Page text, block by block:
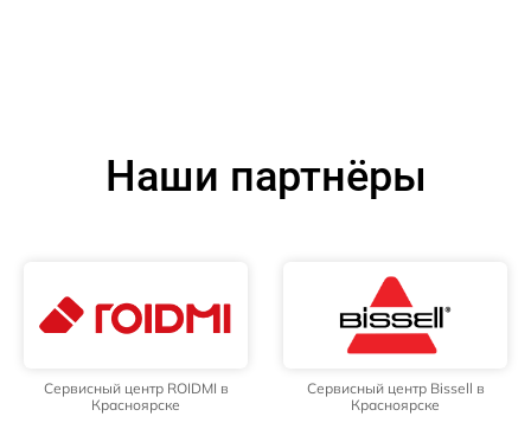
Наши партнёры
Сервисный центр ROIDMI в
Красноярске
Сервисный центр Bissell в
Красноярске